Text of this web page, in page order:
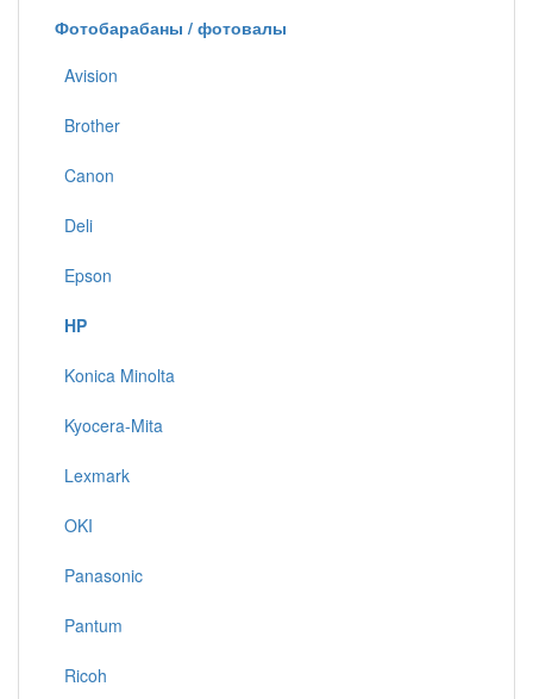
Фотобарабаны / фотовалы
Avision
Brother
Canon
Deli
Epson
HP
Konica Minolta
Kyocera-Mita
Lexmark
OKI
Panasonic
Pantum
Ricoh